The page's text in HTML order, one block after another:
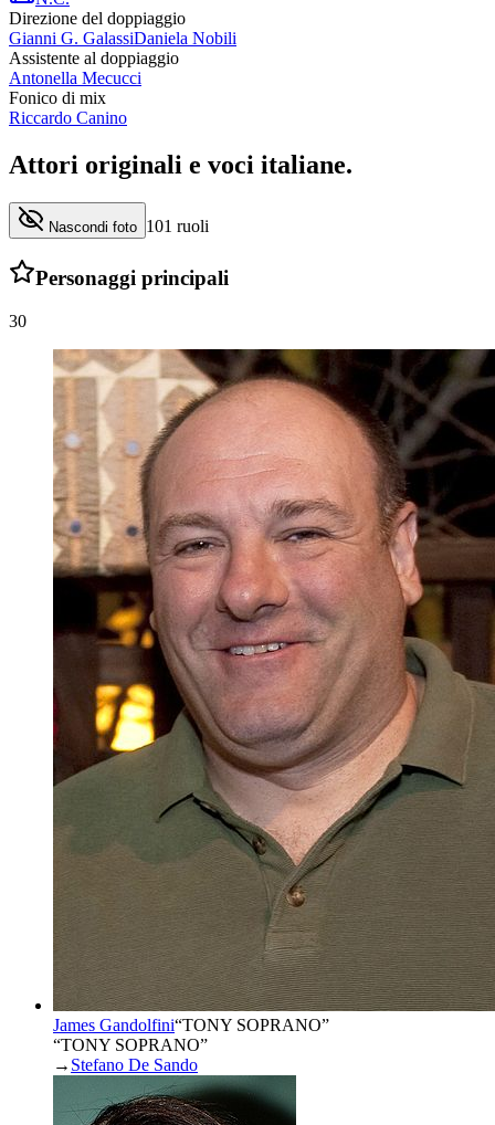
Direzione del doppiaggio
Gianni G. GalassiDaniela Nobili
Assistente al doppiaggio
Antonella Mecucci
Fonico di mix
Riccardo Canino
Attori originali e voci italiane.
Nascondi foto 101 ruoli
Personaggi principali
30
James Gandolfini“TONY SOPRANO”
“TONY SOPRANO”
→ Stefano De Sando